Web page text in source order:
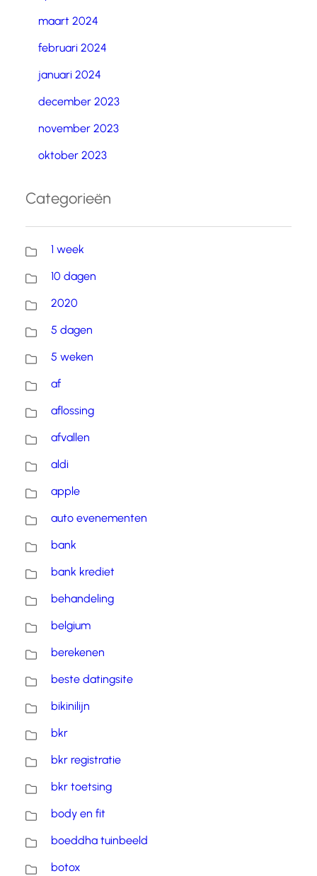
maart 2024
februari 2024
januari 2024
december 2023
november 2023
oktober 2023
Categorieën
1 week
10 dagen
2020
5 dagen
5 weken
af
aflossing
afvallen
aldi
apple
auto evenementen
bank
bank krediet
behandeling
belgium
berekenen
beste datingsite
bikinilijn
bkr
bkr registratie
bkr toetsing
body en fit
boeddha tuinbeeld
botox